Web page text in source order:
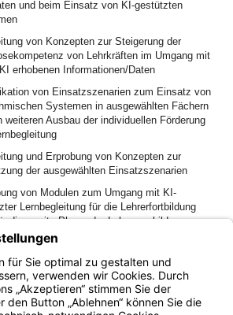
und beim Einsatz von KI‑gestützten
von Konzepten zur Steigerung der
von Lehrkräften im Umgang mit
erhobenen Informationen/Daten
von Einsatzszenarien zum Einsatz von
Systemen in ausgewählten Fächern
weiteren Ausbau der individuellen Förderung
und Erprobung von Konzepten zur
der ausgewählten Einsatzszenarien
von Modulen zum Umgang mit KI-
Lernbegleitung für die Lehrerfortbildung
die zweite Phase der Lehrerausbildung
und Evaluation der lernförderlichen
von KI-gestützten Anwendungen, die im
des Schulversuchs zum Einsatz kommen.